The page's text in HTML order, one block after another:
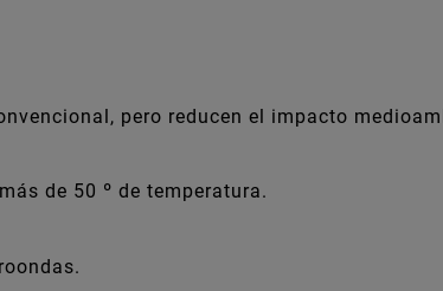
pero reducen el impacto
de 50 º de temperatura.